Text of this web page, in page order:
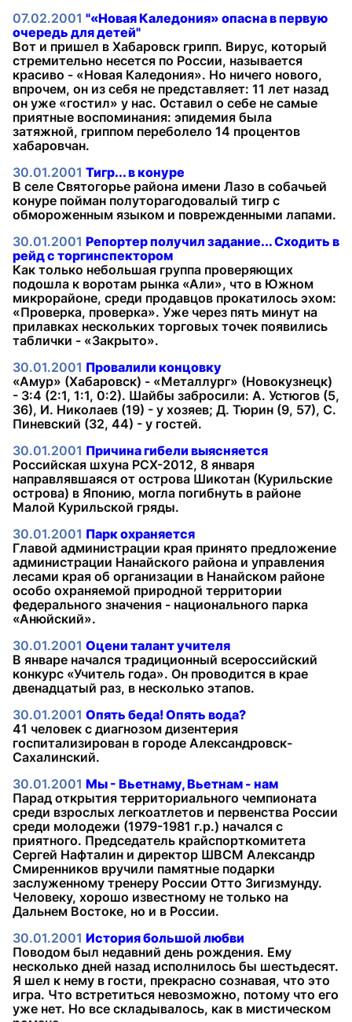
07.02.2001 "«Новая Каледония» опасна в первую
очередь для детей"
Вот и пришел в Хабаровск грипп. Вирус, который
стремительно несется по России, называется
красиво - «Новая Каледония». Но ничего нового,
впрочем, он из себя не представляет: 11 лет назад
он уже «гостил» у нас. Оставил о себе не самые
приятные воспоминания: эпидемия была
затяжной, гриппом переболело 14 процентов
хабаровчан.
30.01.2001 Тигр... в конуре
В селе Святогорье района имени Лазо в собачьей
конуре пойман полуторагодовалый тигр с
обмороженным языком и поврежденными лапами.
30.01.2001 Репортер получил задание... Сходить в
рейд с торгинспектором
Как только небольшая группа проверяющих
подошла к воротам рынка «Али», что в Южном
микрорайоне, среди продавцов прокатилось эхом:
«Проверка, проверка». Уже через пять минут на
прилавках нескольких торговых точек появились
таблички - «Закрыто».
30.01.2001 Провалили концовку
«Амур» (Хабаровск) - «Металлург» (Новокузнецк)
- 3:4 (2:1, 1:1, 0:2). Шайбы забросили: А. Устюгов (5,
36), И. Николаев (19) - у хозяев; Д. Тюрин (9, 57), С.
Пиневский (32, 44) - у гостей.
30.01.2001 Причина гибели выясняется
Российская шхуна РСХ-2012, 8 января
направлявшаяся от острова Шикотан (Курильские
острова) в Японию, могла погибнуть в районе
Малой Курильской гряды.
30.01.2001 Парк охраняется
Главой администрации края принято предложение
администрации Нанайского района и управления
лесами края об организации в Нанайском районе
особо охраняемой природной территории
федерального значения - национального парка
«Анюйский».
30.01.2001 Оцени талант учителя
В январе начался традиционный всероссийский
конкурс «Учитель года». Он проводится в крае
двенадцатый раз, в несколько этапов.
30.01.2001 Опять беда! Опять вода?
41 человек с диагнозом дизентерия
госпитализирован в городе Александровск-
Сахалинский.
30.01.2001 Мы - Вьетнаму, Вьетнам - нам
Парад открытия территориального чемпионата
среди взрослых легкоатлетов и первенства России
среди молодежи (1979-1981 г.р.) начался с
приятного. Председатель крайспорткомитета
Сергей Нафталин и директор ШВСМ Александр
Смиренников вручили памятные подарки
заслуженному тренеру России Отто Зигизмунду.
Человеку, хорошо известному не только на
Дальнем Востоке, но и в России.
30.01.2001 История большой любви
Поводом был недавний день рождения. Ему
несколько дней назад исполнилось бы шестьдесят.
Я шел к нему в гости, прекрасно сознавая, что это
игра. Что встретиться невозможно, потому что его
уже нет. Но все складывалось, как в мистическом